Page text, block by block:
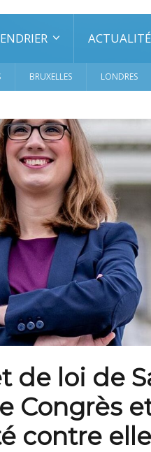
BRUXELLES LONDRES
de loi de
Congrès
contre